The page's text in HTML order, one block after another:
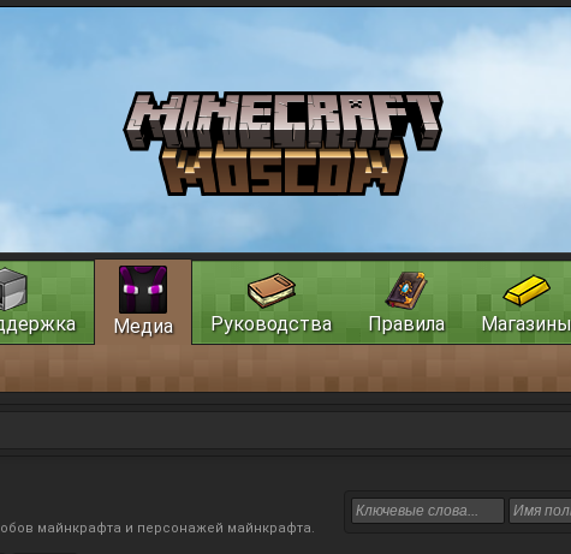
майнкрафта и персонажей майнкрафта.
Медиа Руководства Правила Магазины